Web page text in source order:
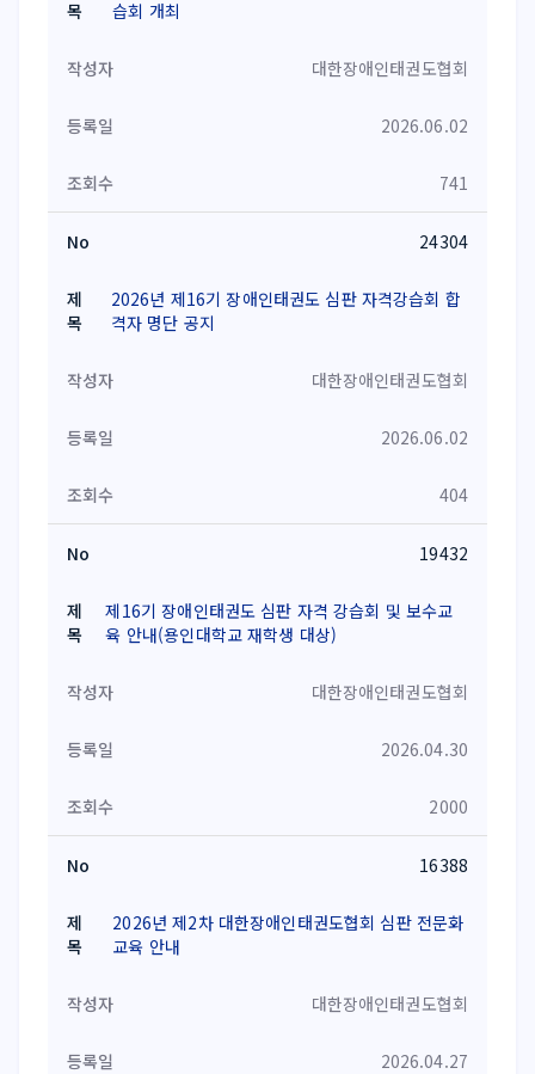
습회 개최
대한장애인태권도협회
2026.06.02
741
24304
2026년 제16기 장애인태권도 심판 자격강습회 합
격자 명단 공지
대한장애인태권도협회
2026.06.02
404
19432
제16기 장애인태권도 심판 자격 강습회 및 보수교
육 안내(용인대학교 재학생 대상)
대한장애인태권도협회
2026.04.30
2000
16388
2026년 제2차 대한장애인태권도협회 심판 전문화
교육 안내
대한장애인태권도협회
2026.04.27